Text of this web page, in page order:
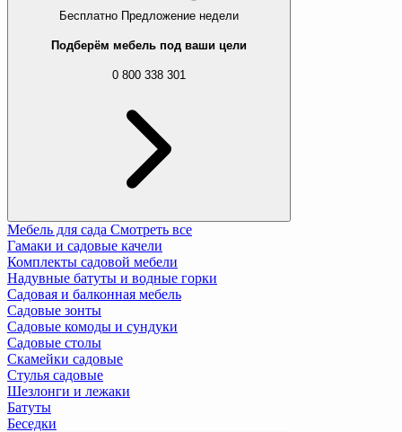
Бесплатно Предложение недели
Подберём мебель под ваши цели
0 800 338 301
Мебель для сада Смотреть все
Гамаки и садовые качели
Комплекты садовой мебели
Надувные батуты и водные горки
Садовая и балконная мебель
Садовые зонты
Садовые комоды и сундуки
Садовые столы
Скамейки садовые
Стулья садовые
Шезлонги и лежаки
Батуты
Беседки